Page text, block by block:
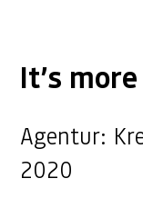
It’s
Agentur:
2020